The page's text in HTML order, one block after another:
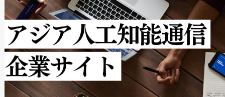
[…]
ットだけで最大1キロメート
ルの変電所周囲を監視でき、
作業と点群処理を簡素化でき
Avia 2は、2種類のFOVオプシ